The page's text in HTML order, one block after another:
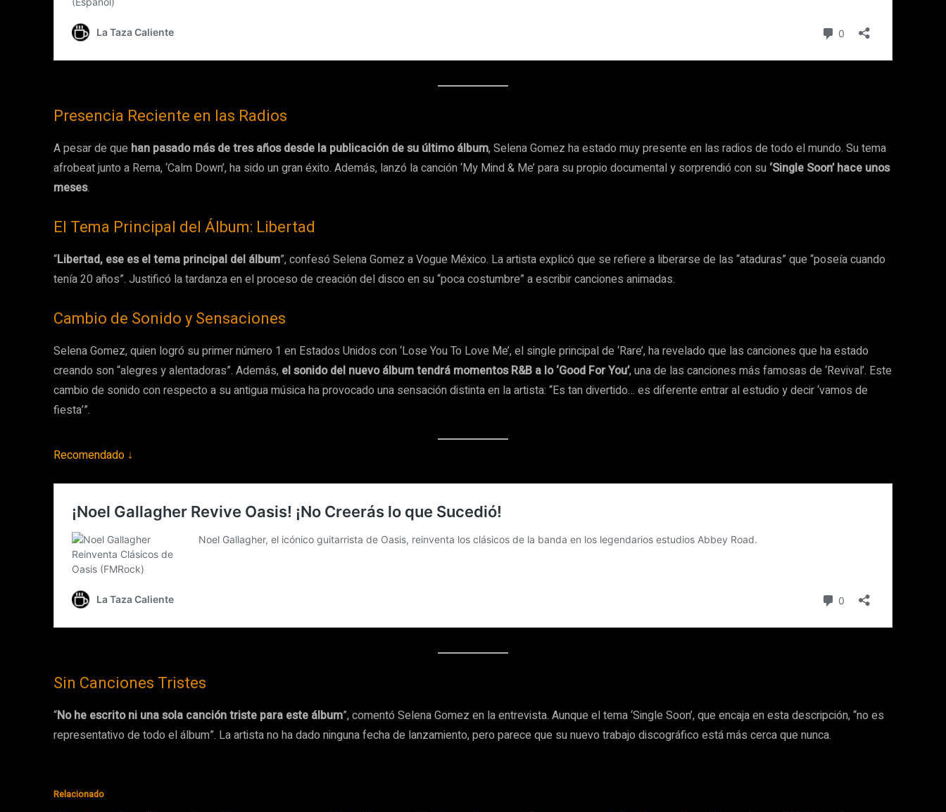
Presencia Reciente en las Radios
A pesar de que han pasado más de tres años desde la publicación de su último álbum, Selena Gomez ha estado muy presente en las radios de todo el mundo. Su tema
afrobeat junto a Rema, ‘Calm Down’, ha sido un gran éxito. Además, lanzó la canción ‘My Mind & Me’ para su propio documental y sorprendió con su ‘Single Soon’ hace unos
meses.
El Tema Principal del Álbum: Libertad
“Libertad, ese es el tema principal del álbum”, confesó Selena Gomez a Vogue México. La artista explicó que se refiere a liberarse de las “ataduras” que “poseía cuando
tenía 20 años”. Justificó la tardanza en el proceso de creación del disco en su “poca costumbre” a escribir canciones animadas.
Cambio de Sonido y Sensaciones
Selena Gomez, quien logró su primer número 1 en Estados Unidos con ‘Lose You To Love Me’, el single principal de ‘Rare’, ha revelado que las canciones que ha estado
creando son “alegres y alentadoras”. Además, el sonido del nuevo álbum tendrá momentos R&B a lo ‘Good For You’, una de las canciones más famosas de ‘Revival’. Este
cambio de sonido con respecto a su antigua música ha provocado una sensación distinta en la artista: “Es tan divertido… es diferente entrar al estudio y decir ‘vamos de
fiesta’”.
Recomendado ↓
Sin Canciones Tristes
“No he escrito ni una sola canción triste para este álbum”, comentó Selena Gomez en la entrevista. Aunque el tema ‘Single Soon’, que encaja en esta descripción, “no es
representativo de todo el álbum”. La artista no ha dado ninguna fecha de lanzamiento, pero parece que su nuevo trabajo discográfico está más cerca que nunca.
Relacionado